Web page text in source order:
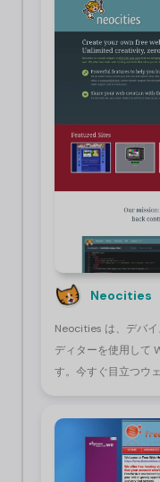
Neocities
Neocities は、デバ
ディターを使用して
す。今すぐ目立つウ